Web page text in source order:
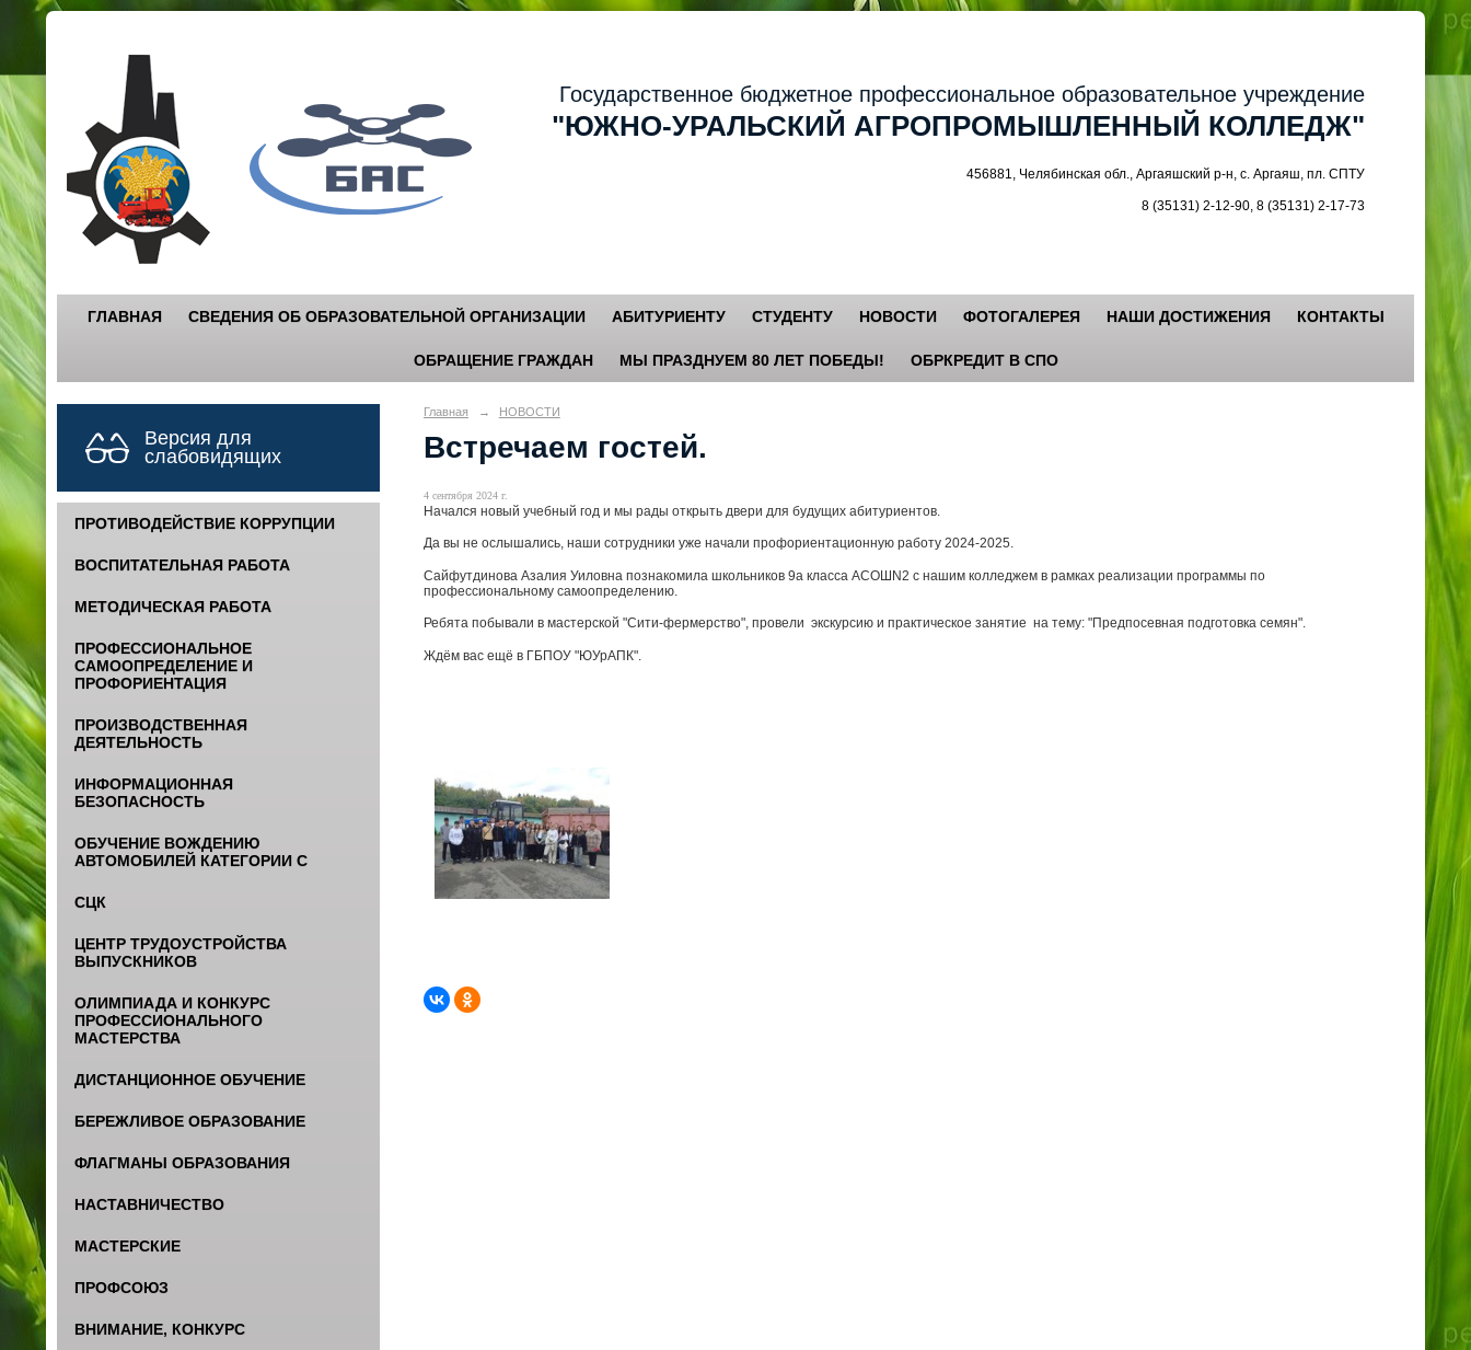
Государственное бюджетное профессиональное образовательное учреждение
"ЮЖНО-УРАЛЬСКИЙ АГРОПРОМЫШЛЕННЫЙ КОЛЛЕДЖ"
456881, Челябинская обл., Аргаяшский р-н, с. Аргаяш, пл. СПТУ
8 (35131) 2-12-90, 8 (35131) 2-17-73
ГЛАВНАЯ СВЕДЕНИЯ ОБ ОБРАЗОВАТЕЛЬНОЙ ОРГАНИЗАЦИИ АБИТУРИЕНТУ СТУДЕНТУ НОВОСТИ ФОТОГАЛЕРЕЯ НАШИ ДОСТИЖЕНИЯ КОНТАКТЫ
ОБРАЩЕНИЕ ГРАЖДАН МЫ ПРАЗДНУЕМ 80 ЛЕТ ПОБЕДЫ! ОБРКРЕДИТ В СПО
Версия для
слабовидящих
ПРОТИВОДЕЙСТВИЕ КОРРУПЦИИ
ВОСПИТАТЕЛЬНАЯ РАБОТА
МЕТОДИЧЕСКАЯ РАБОТА
ПРОФЕССИОНАЛЬНОЕ
САМООПРЕДЕЛЕНИЕ И
ПРОФОРИЕНТАЦИЯ
ПРОИЗВОДСТВЕННАЯ
ДЕЯТЕЛЬНОСТЬ
ИНФОРМАЦИОННАЯ
БЕЗОПАСНОСТЬ
ОБУЧЕНИЕ ВОЖДЕНИЮ
АВТОМОБИЛЕЙ КАТЕГОРИИ С
СЦК
ЦЕНТР ТРУДОУСТРОЙСТВА
ВЫПУСКНИКОВ
ОЛИМПИАДА И КОНКУРС
ПРОФЕССИОНАЛЬНОГО
МАСТЕРСТВА
ДИСТАНЦИОННОЕ ОБУЧЕНИЕ
БЕРЕЖЛИВОЕ ОБРАЗОВАНИЕ
ФЛАГМАНЫ ОБРАЗОВАНИЯ
НАСТАВНИЧЕСТВО
МАСТЕРСКИЕ
ПРОФСОЮЗ
ВНИМАНИЕ, КОНКУРС
Главная → НОВОСТИ
Встречаем гостей.
4 сентября 2024 г.
Начался новый учебный год и мы рады открыть двери для будущих абитуриентов.
Да вы не ослышались, наши сотрудники уже начали профориентационную работу 2024-2025.
Сайфутдинова Азалия Уиловна познакомила школьников 9а класса АСОШN2 с нашим колледжем в рамках реализации программы по
профессиональному самоопределению.
Ребята побывали в мастерской "Сити-фермерство", провели экскурсию и практическое занятие на тему: "Предпосевная подготовка семян".
Ждём вас ещё в ГБПОУ "ЮУрАПК".